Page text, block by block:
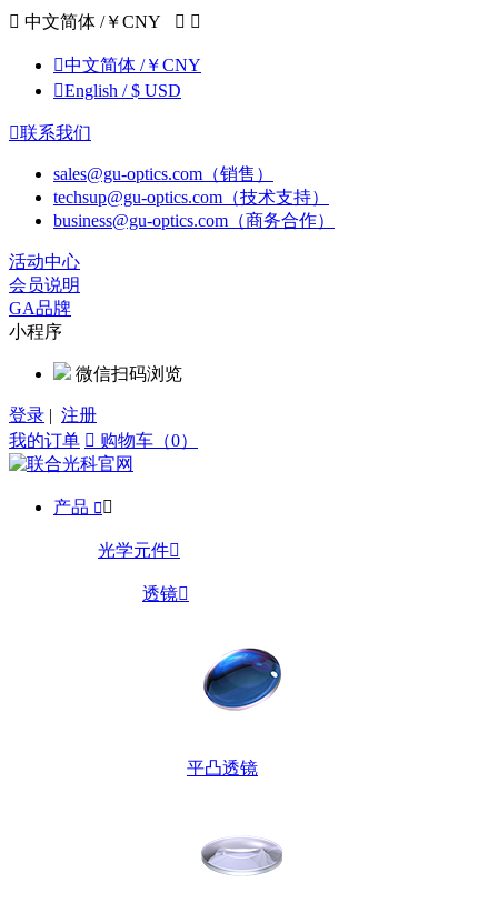
 中文简体 /￥CNY  
中文简体 /￥CNY
English / $ USD
联系我们
sales@gu-optics.com（销售）
techsup@gu-optics.com（技术支持）
business@gu-optics.com（商务合作）
活动中心
会员说明
GA品牌
小程序
微信扫码浏览
登录 | 注册
我的订单  购物车（0）
产品  
光学元件
透镜
平凸透镜